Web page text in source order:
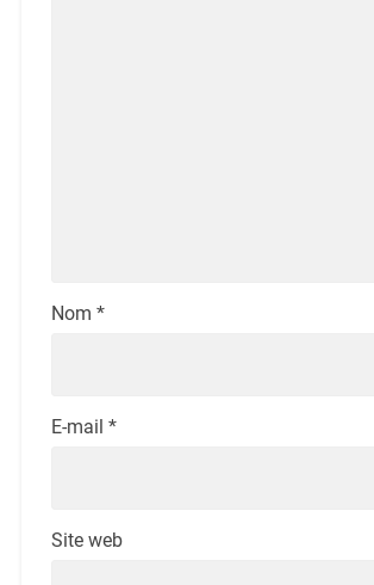
Nom *
E-mail *
Site web